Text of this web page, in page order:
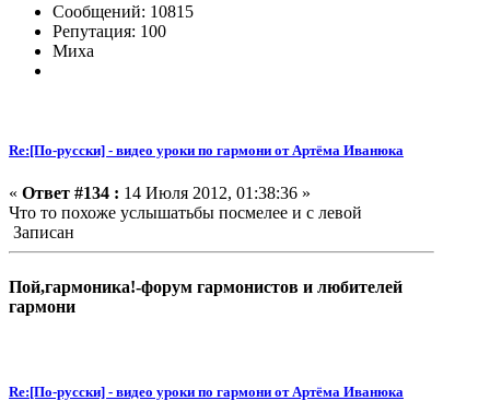
Сообщений: 10815
Репутация: 100
Миха
Re:[По-русски] - видео уроки по гармони от Артёма Иванюка
« Ответ #134 : 14 Июля 2012, 01:38:36 »
Что то похоже услышатьбы посмелее и с левой
Записан
Пой,гармоника!-форум гармонистов и любителей
гармони
Re:[По-русски] - видео уроки по гармони от Артёма Иванюка